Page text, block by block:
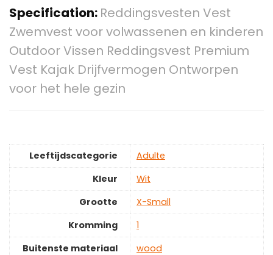
Specification: Reddingsvesten Vest
Zwemvest voor volwassenen en kinderen
Outdoor Vissen Reddingsvest Premium
Vest Kajak Drijfvermogen Ontworpen
voor het hele gezin
Leeftijdscategorie
‎Adulte
Kleur
‎Wit
Grootte
‎X-Small
Kromming
‎1
Buitenste materiaal
‎wood